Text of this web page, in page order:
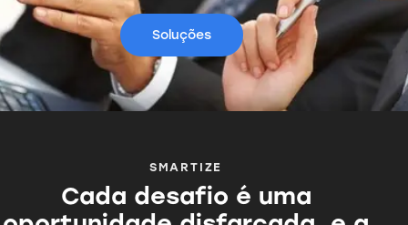
Soluções
SMARTIZE
Cada desafio é uma